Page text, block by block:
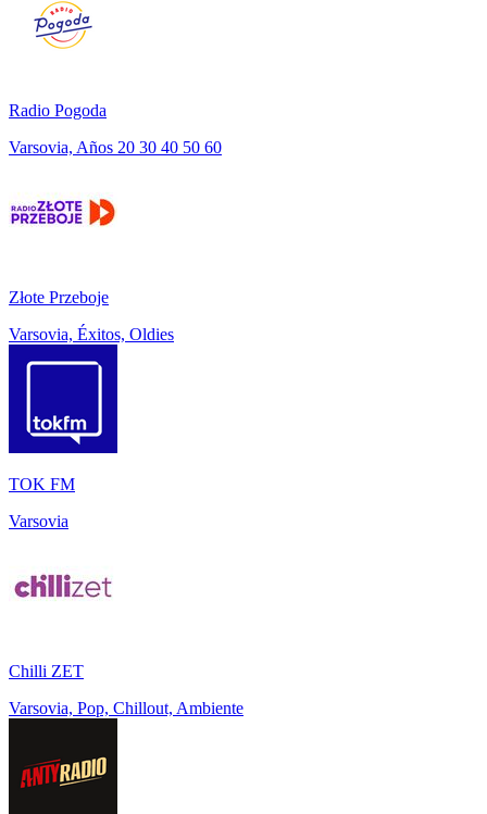
Radio Pogoda
Varsovia, Años 20 30 40 50 60
Złote Przeboje
Varsovia, Éxitos, Oldies
TOK FM
Varsovia
Chilli ZET
Varsovia, Pop, Chillout, Ambiente